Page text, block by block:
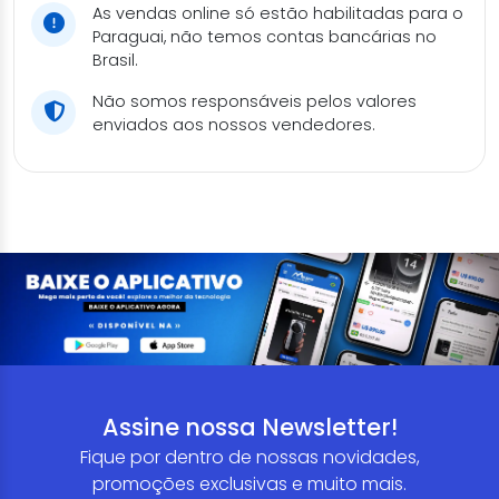
As vendas online só estão habilitadas para o
Paraguai, não temos contas bancárias no
Brasil.
Não somos responsáveis pelos valores
enviados aos nossos vendedores.
Assine nossa Newsletter!
Fique por dentro de nossas novidades,
promoções exclusivas e muito mais.